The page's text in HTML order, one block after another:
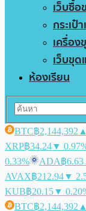
เว็บซื้อ
กระเป๋
เครื่อง
เว็บขุ
ห้องเรียน
BTC฿2,144,392
XRP฿34.24▼
0.33%
ADA฿6.63
AVAX฿212.94▼
KUB฿20.15▼
BTC฿2,144,392